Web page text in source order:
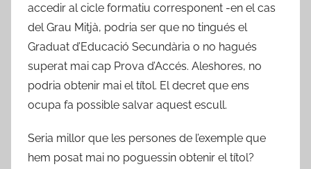
accedir al cicle formatiu corresponent -en el cas
del Grau Mitjà, podria ser que no tingués el
Graduat d’Educació Secundària o no hagués
superat mai cap Prova d’Accés. Aleshores, no
podria obtenir mai el títol. El decret que ens
ocupa fa possible salvar aquest escull.
Seria millor que les persones de l’exemple que
hem posat mai no poguessin obtenir el títol?